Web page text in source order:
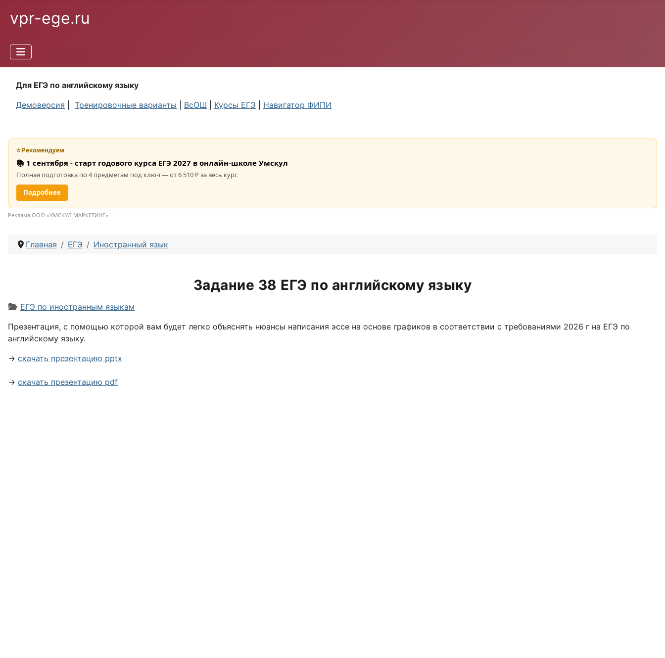
vpr-ege.ru
Для ЕГЭ по английскому языку
Демоверсия
Тренировочные варианты ВсОШ Курсы ЕГЭ Навигатор ФИПИ
⭐ Рекомендуем
📚 1 сентября - старт годового курса ЕГЭ 2027 в онлайн-школе Умскул
Полная подготовка по 4 предметам под ключ — от 6 510 ₽ за весь курс
Подробнее
Реклама ООО «УМСКУЛ МАРКЕТИНГ»
Главная ЕГЭ Иностранный язык
Задание 38 ЕГЭ по английскому языку
Информация о материале
ЕГЭ по иностранным языкам
Презентация, с помощью которой вам будет легко объяснять нюансы написания эссе на основе графиков в соответствии с требованиями 2026 г на ЕГЭ по
английскому языку.
→ скачать презентацию pptx
→ скачать презентацию pdf